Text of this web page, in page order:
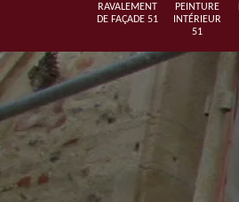
RAVALEMENT
DE FAÇADE 51
PEINTURE
INTÉRIEUR
51